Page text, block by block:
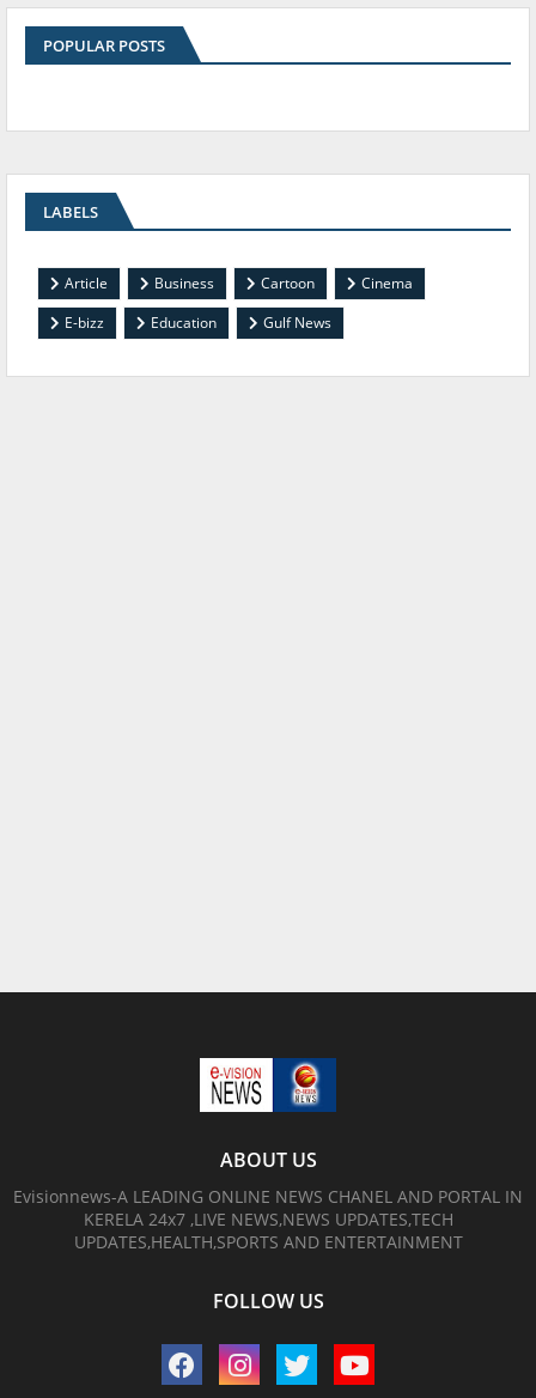
POPULAR POSTS
LABELS
Article Business Cartoon
Cinema
E-bizz
Education Gulf News
ABOUT US
Evisionnews-A LEADING ONLINE NEWS CHANEL AND PORTAL IN
KERELA 24x7 ,LIVE NEWS,NEWS UPDATES,TECH
UPDATES,HEALTH,SPORTS AND ENTERTAINMENT
FOLLOW US